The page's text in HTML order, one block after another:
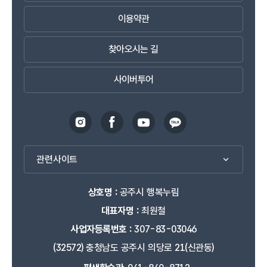
이용약관
찾아오시는 길
사이버투어
관련사이트
상호명 :공주시 행복누림
대표자명 :최원철
사업자등록번호 :307-83-03046
(32572) 충청남도 공주시 의당로 21(신관동)